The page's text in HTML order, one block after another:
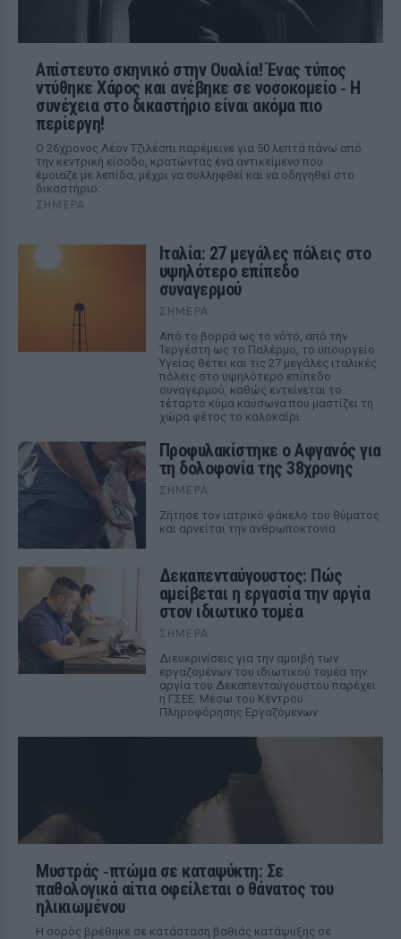
Απίστευτο σκηνικό στην Ουαλία! Ένας τύπος
ντύθηκε Χάρος και ανέβηκε σε νοσοκομείο ‑ H
συνέχεια στο δικαστήριο είναι ακόμα πιο
περίεργη!
Ο 26χρονος Λέον Τζιλέσπι παρέμεινε για 50 λεπτά πάνω από
την κεντρική είσοδο, κρατώντας ένα αντικείμενο που
έμοιαζε με λεπίδα, μέχρι να συλληφθεί και να οδηγηθεί στο
δικαστήριο.
ΣΉΜΕΡΑ
Ιταλία: 27 μεγάλες πόλεις στο
υψηλότερο επίπεδο
συναγερμού
ΣΉΜΕΡΑ
Από το βορρά ως το νότο, από την
Τεργέστη ως το Παλέρμο, το υπουργείο
Υγείας θέτει και τις 27 μεγάλες ιταλικές
πόλεις στο υψηλότερο επίπεδο
συναγερμού, καθώς εντείνεται το
τέταρτο κύμα καύσωνα που μαστίζει τη
χώρα φέτος το καλοκαίρι
Προφυλακίστηκε ο Αφγανός για
τη δολοφονία της 38χρονης
ΣΉΜΕΡΑ
Ζήτησε τον ιατρικό φάκελο του θύματος
και αρνείται την ανθρωποκτονία
Δεκαπενταύγουστος: Πώς
αμείβεται η εργασία την αργία
στον ιδιωτικό τομέα
ΣΉΜΕΡΑ
Διευκρινίσεις για την αμοιβή των
εργαζομένων του ιδιωτικού τομέα την
αργία του Δεκαπενταύγουστου παρέχει
η ΓΣΕΕ. Μέσω του Κέντρου
Πληροφόρησης Εργαζόμενων
Μυστράς ‑πτώμα σε καταψύκτη: Σε
παθολογικά αίτια οφείλεται ο θάνατος του
ηλικιωμένου
Η σορός βρέθηκε σε κατάσταση βαθιάς κατάψυξης σε